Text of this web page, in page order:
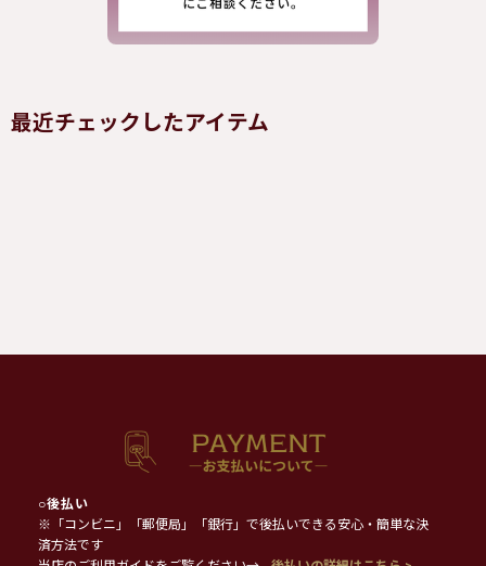
最近チェックしたアイテム
○後払い
※「コンビニ」「郵便局」「銀行」で後払いできる安心・簡単な決
済方法です